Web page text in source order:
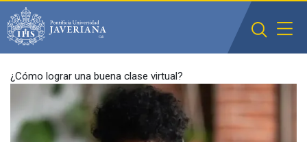
Saltar al contenido principal
¿Cómo lograr una buena clase virtual?